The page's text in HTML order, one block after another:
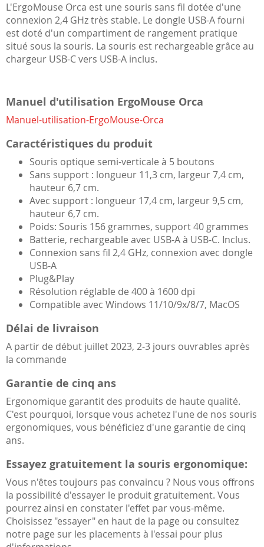
L'ErgoMouse Orca est une souris sans fil dotée d'une
connexion 2,4 GHz très stable. Le dongle USB-A fourni
est doté d'un compartiment de rangement pratique
situé sous la souris. La souris est rechargeable grâce au
chargeur USB-C vers USB-A inclus.
Manuel d'utilisation ErgoMouse Orca
Manuel-utilisation-ErgoMouse-Orca
Caractéristiques du produit
Souris optique semi-verticale à 5 boutons
Sans support : longueur 11,3 cm, largeur 7,4 cm,
hauteur 6,7 cm.
Avec support : longueur 17,4 cm, largeur 9,5 cm,
hauteur 6,7 cm.
Poids: Souris 156 grammes, support 40 grammes
Batterie, rechargeable avec USB-A à USB-C. Inclus.
Connexion sans fil 2,4 GHz, connexion avec dongle
USB-A
Plug&Play
Résolution réglable de 400 à 1600 dpi
Compatible avec Windows 11/10/9x/8/7, MacOS
Délai de livraison
A partir de début juillet 2023, 2-3 jours ouvrables après
la commande
Garantie de cinq ans
Ergonomique garantit des produits de haute qualité.
C'est pourquoi, lorsque vous achetez l'une de nos souris
ergonomiques, vous bénéficiez d'une garantie de cinq
ans.
Essayez gratuitement la souris ergonomique:
Vous n'êtes toujours pas convaincu ? Nous vous offrons
la possibilité d'essayer le produit gratuitement. Vous
pourrez ainsi en constater l'effet par vous-même.
Choisissez "essayer" en haut de la page ou consultez
notre page sur les placements à l'essai pour plus